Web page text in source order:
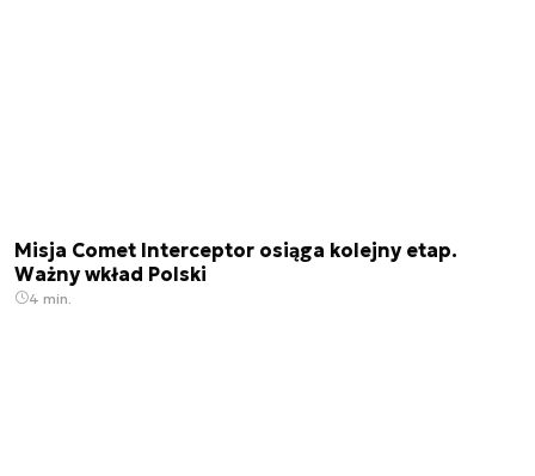
Misja Comet Interceptor osiąga kolejny etap.
Ważny wkład Polski
4 min.